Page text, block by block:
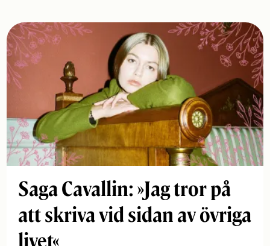
Saga Cavallin: »Jag tror på
att skriva vid sidan av övriga
livet«